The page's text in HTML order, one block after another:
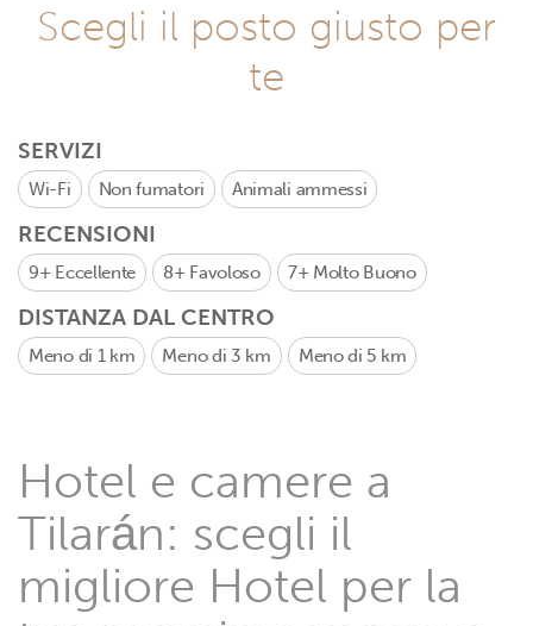
Scegli il posto giusto per
te
SERVIZI
Wi-Fi Non fumatori Animali ammessi
RECENSIONI
9+ Eccellente 8+ Favoloso 7+ Molto Buono
DISTANZA DAL CENTRO
Meno di 1 km Meno di 3 km Meno di 5 km
Hotel e camere a
Tilarán: scegli il
migliore Hotel per la